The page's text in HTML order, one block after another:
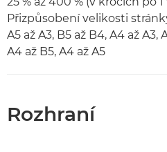
Přizpůsobení velikosti
A5 až A3, B5 až B4, A4 až A3,
A4 až B5, A4 až A5
Rozhraní